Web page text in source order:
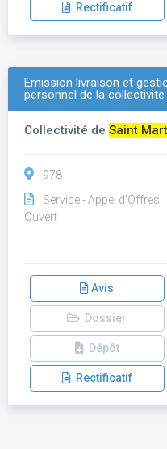
Rectificatif
Emission livraison et
personnel de la
Collectivité de Saint
978
Service - Appel d'Offres
Ouvert
Avis
Dossier
Dépôt
Rectificatif